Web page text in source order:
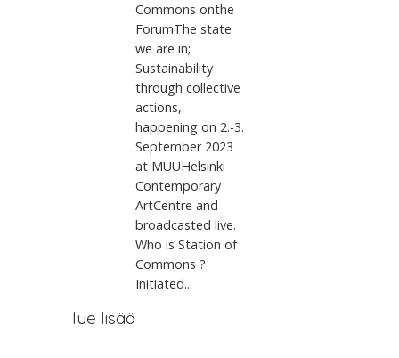
Commons onthe
ForumThe state
we are in;
Sustainability
through collective
actions,
happening on 2.-3.
September 2023
at MUUHelsinki
Contemporary
ArtCentre and
broadcasted live.
Who is Station of
Commons ?
Initiated...
lue lisää